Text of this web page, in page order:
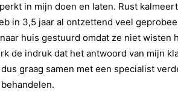
in mijn doen en laten. Rust
in 3,5 jaar al ontzettend veel
huis gestuurd omdat ze niet wisten
de indruk dat het antwoord van mijn
graag samen met een specialist